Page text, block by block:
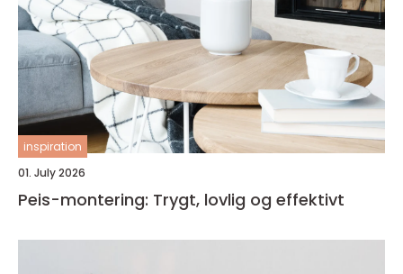
inspiration
01. July 2026
Peis-montering: Trygt, lovlig og effektivt